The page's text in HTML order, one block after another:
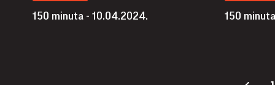
150 minuta - 10.04.2024. 150